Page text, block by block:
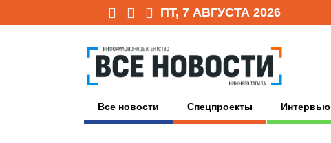
ПТ, 7 АВГУСТА 2026
Все новости Спецпроекты Интервью